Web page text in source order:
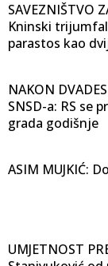
SAVEZNIŠTVO
Kninski
parastos kao
NAKON
SNSD-a: RS se
grada godišnje
ASIM MUJKIĆ:
UMJETNOST